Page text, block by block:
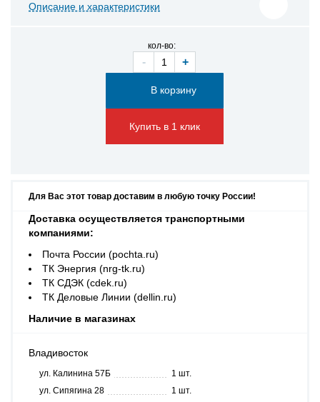
Описание и характеристики
кол-во:
- +
Купить в 1 клик
Для Вас этот товар доставим в любую точку России!
Доставка осуществляется транспортными
компаниями:
Почта России (pochta.ru)
ТК Энергия (nrg-tk.ru)
ТК СДЭК (cdek.ru)
ТК Деловые Линии (dellin.ru)
Наличие в магазинах
Владивосток
ул. Калинина 57Б
1 шт.
ул. Сипягина 28
1 шт.